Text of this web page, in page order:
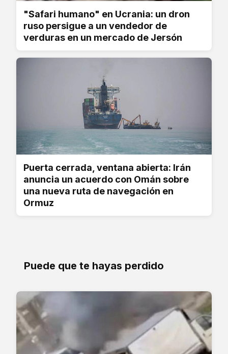
"Safari humano" en Ucrania: un dron
ruso persigue a un vendedor de
verduras en un mercado de Jersón
Puerta cerrada, ventana abierta: Irán
anuncia un acuerdo con Omán sobre
una nueva ruta de navegación en
Ormuz
Puede que te hayas perdido